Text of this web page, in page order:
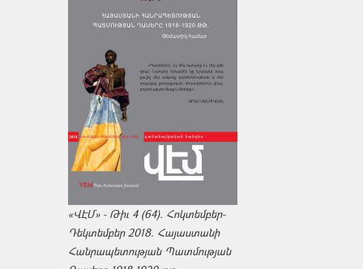
«ՎԷՄ» - Թիւ 4 (64). Հոկտեմբեր-
Դեկտեմբեր 2018. Հայաստանի
Հանրապետության Պատմության